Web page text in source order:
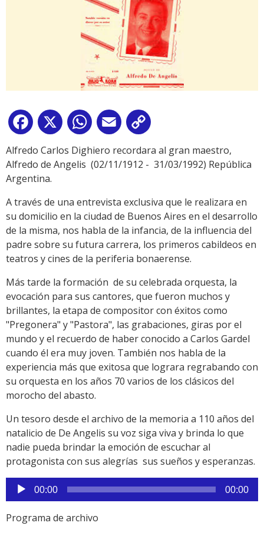
Facebook
X WhatsApp
Email
Link
Alfredo Carlos Dighiero recordara al gran maestro,
Alfredo de Angelis (02/11/1912 - 31/03/1992) República
Argentina.
A través de una entrevista exclusiva que le realizara en
su domicilio en la ciudad de Buenos Aires en el desarrollo
de la misma, nos habla de la infancia, de la influencia del
padre sobre su futura carrera, los primeros cabildeos en
teatros y cines de la periferia bonaerense.
Más tarde la formación de su celebrada orquesta, la
evocación para sus cantores, que fueron muchos y
brillantes, la etapa de compositor con éxitos como
"Pregonera" y "Pastora", las grabaciones, giras por el
mundo y el recuerdo de haber conocido a Carlos Gardel
cuando él era muy joven. También nos habla de la
experiencia más que exitosa que lograra regrabando con
su orquesta en los años 70 varios de los clásicos del
morocho del abasto.
Un tesoro desde el archivo de la memoria a 110 años del
natalicio de De Angelis su voz siga viva y brinda lo que
nadie pueda brindar la emoción de escuchar al
protagonista con sus alegrías sus sueños y esperanzas.
Reproductor
de
audio
00:00 00:00
Programa de archivo